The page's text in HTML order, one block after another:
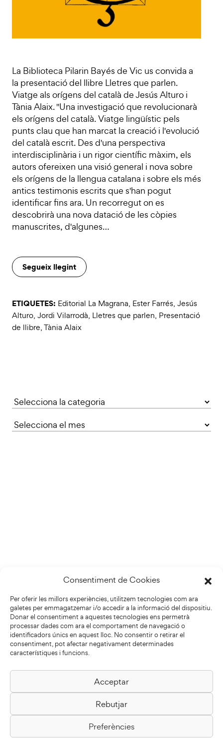
Consentiment de Cookies
Per oferir les millors experiències, utilitzem tecnologies com ara
galetes per emmagatzemar i/o accedir a la informació del dispositiu.
Donar el consentiment a aquestes tecnologies ens permetrà
processar dades com ara el comportament de navegació o
identificadors únics en aquest lloc. No consentir o retirar el
consentiment, pot afectar negativament determinades
característiques i funcions.
Acceptar
Rebutjar
Preferències
La Biblioteca Pilarin Bayés de Vic us convida a
la presentació del llibre Lletres que parlen.
Viatge als orígens del català de Jesús Alturo i
Tània Alaix. "Una investigació que revolucionarà
els orígens del català. Viatge lingüístic pels
punts clau que han marcat la creació i l'evolució
del català escrit. Des d'una perspectiva
interdisciplinària i un rigor científic màxim, els
autors ofereixen una visió general i nova sobre
els orígens de la llengua catalana i sobre els més
antics testimonis escrits que s'han pogut
identificar fins ara. Un recorregut on es
descobrirà una nova datació de les còpies
manuscrites, d'algunes…
Segueix llegint
ETIQUETES: Editorial La Magrana, Ester Farrés, Jesús
Alturo, Jordi Vilarrodà, Lletres que parlen, Presentació
de llibre,Tània Alaix
Categories
Biblioteca Pilarin Bayés
Passeig de la Generalitat, 1
08500 Vic